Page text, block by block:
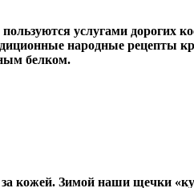
услугами дорогих
народные рецепты
белком.
кожей. Зимой наши щечки